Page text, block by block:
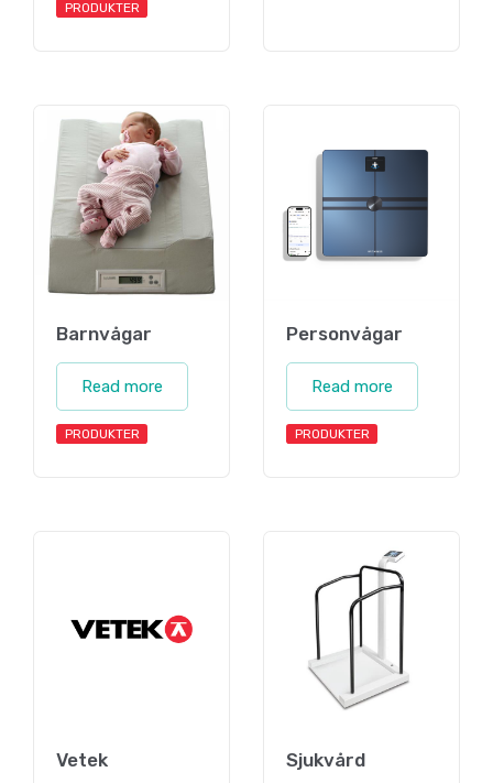
PRODUKTER
Barnvågar
Read more
PRODUKTER
Personvågar
Read more
PRODUKTER
Vetek Sjukvård